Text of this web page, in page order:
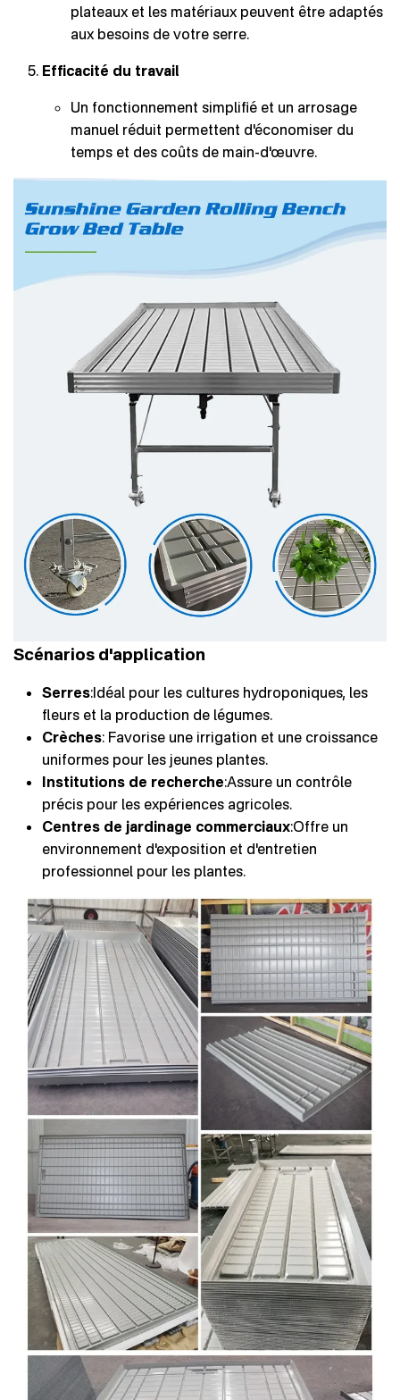
plateaux et les matériaux peuvent être adaptés
aux besoins de votre serre.
Efficacité du travail
Un fonctionnement simplifié et un arrosage
manuel réduit permettent d'économiser du
temps et des coûts de main-d'œuvre.
Scénarios d'application
Serres:Idéal pour les cultures hydroponiques, les
fleurs et la production de légumes.
Crèches: Favorise une irrigation et une croissance
uniformes pour les jeunes plantes.
Institutions de recherche:Assure un contrôle
précis pour les expériences agricoles.
Centres de jardinage commerciaux:Offre un
environnement d'exposition et d'entretien
professionnel pour les plantes.